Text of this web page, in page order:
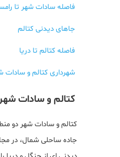
فاصله سادات‌ شهر تا
جاهای دیدنی کتالم
فاصله کتالم تا دریا
شهرداری کتالم و سادات‌
کتالم و سادات‌
کتالم و سادات‌ شهر دو
جاده ساحلی شمال، در